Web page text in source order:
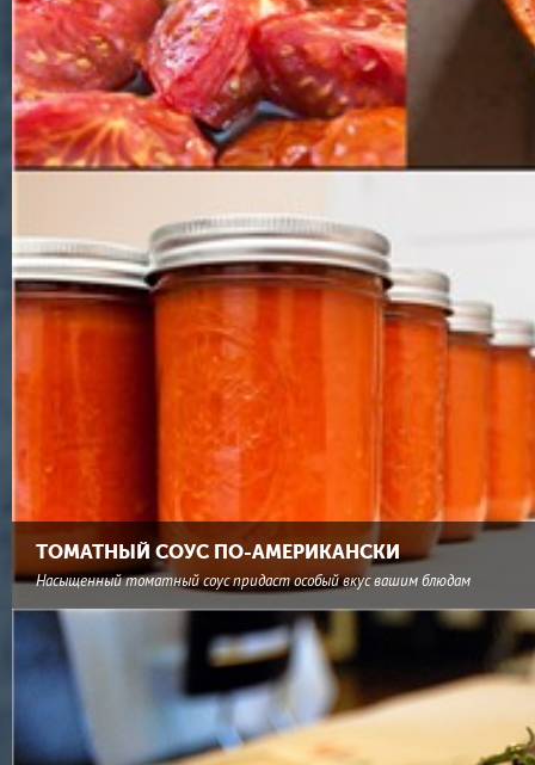
ТОМАТНЫЙ СОУС ПО-АМЕРИКАНСКИ
Насыщенный томатный соус придаст особый вкус вашим блюдам